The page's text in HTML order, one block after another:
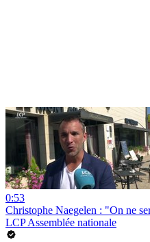
0:53
Christophe Naegelen : "On ne
LCP Assemblée nationale